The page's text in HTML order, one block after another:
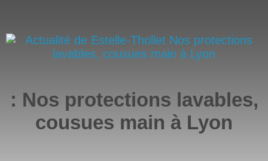
: Nos protections lavables,
cousues main à Lyon